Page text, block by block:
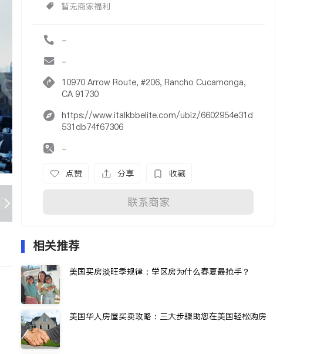
暂无商家福利
-
-
10970 Arrow Route, #206, Rancho Cucamonga,
CA 91730
https://www.italkbbelite.com/ubiz/6602954e31d
531db74f67306
-
点赞 分享 收藏
联系商家
相关推荐
美国买房淡旺季规律：学区房为什么春夏最抢手？
美国华人房屋买卖攻略：三大步骤助您在美国轻松购房